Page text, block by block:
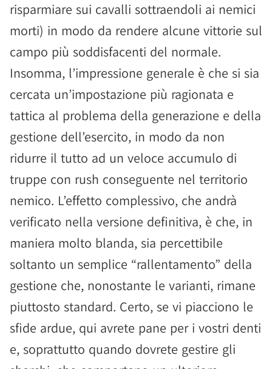
risparmiare sui cavalli sottraendoli ai nemici
morti) in modo da rendere alcune vittorie sul
campo più soddisfacenti del normale.
Insomma, l’impressione generale è che si sia
cercata un’impostazione più ragionata e
tattica al problema della generazione e della
gestione dell’esercito, in modo da non
ridurre il tutto ad un veloce accumulo di
truppe con rush conseguente nel territorio
nemico. L’effetto complessivo, che andrà
verificato nella versione definitiva, è che, in
maniera molto blanda, sia percettibile
soltanto un semplice “rallentamento” della
gestione che, nonostante le varianti, rimane
piuttosto standard. Certo, se vi piacciono le
sfide ardue, qui avrete pane per i vostri denti
e, soprattutto quando dovrete gestire gli